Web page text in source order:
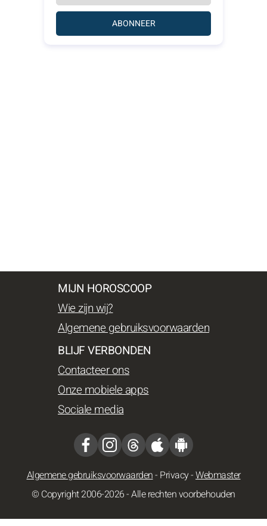
ABONNEER
MIJN HOROSCOOP
Wie zijn wij?
Algemene gebruiksvoorwaarden
BLIJF VERBONDEN
Contacteer ons
Onze mobiele apps
Sociale media
Algemene gebruiksvoorwaarden- Privacy-Webmaster
© Copyright 2006-2026 - Alle rechten voorbehouden